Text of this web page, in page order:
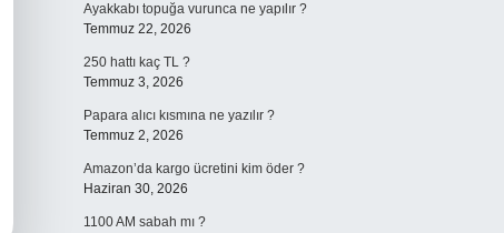
Ayakkabı topuğa vurunca ne yapılır ?
Temmuz 22, 2026
250 hattı kaç TL ?
Temmuz 3, 2026
Papara alıcı kısmına ne yazılır ?
Temmuz 2, 2026
Amazon’da kargo ücretini kim öder ?
Haziran 30, 2026
1100 AM sabah mı ?